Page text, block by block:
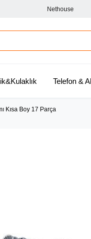
Nethouse
Telefon &
Kısa Boy 17 Parça